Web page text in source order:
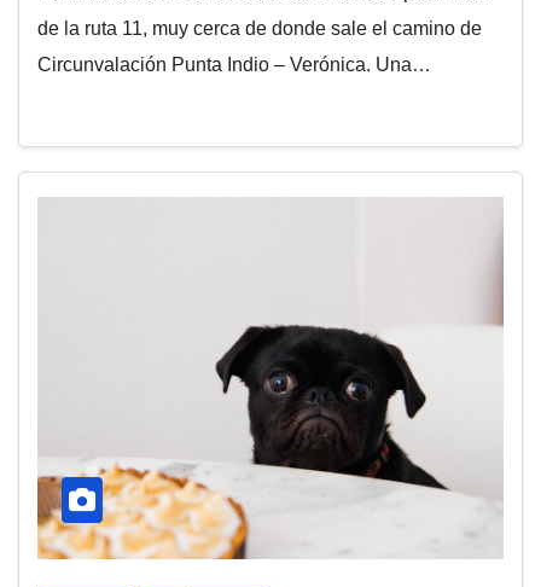
de la ruta 11, muy cerca de donde sale el camino de
Circunvalación Punta Indio – Verónica. Una…